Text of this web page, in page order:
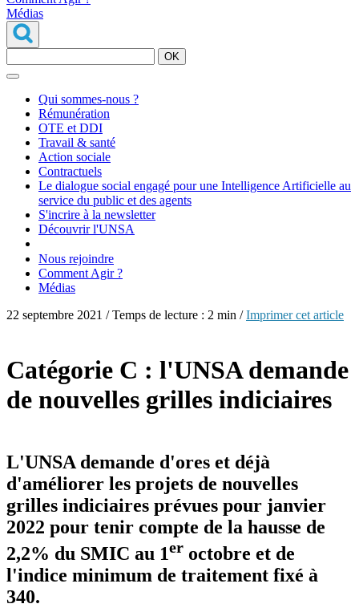
Médias
OK
Qui sommes-nous ?
Rémunération
OTE et DDI
Travail & santé
Action sociale
Contractuels
Le dialogue social engagé pour une Intelligence Artificielle au
service du public et des agents
S'incrire à la newsletter
Découvrir l'UNSA
Nous rejoindre
Comment Agir ?
Médias
22 septembre 2021 / Temps de lecture : 2 min /Imprimer cet article
Catégorie C : l'UNSA demande
de nouvelles grilles indiciaires
L'UNSA demande d'ores et déjà
d'améliorer les projets de nouvelles
grilles indiciaires prévues pour janvier
2022 pour tenir compte de la hausse de
2,2% du SMIC au 1er octobre et de
l'indice minimum de traitement fixé à
340.